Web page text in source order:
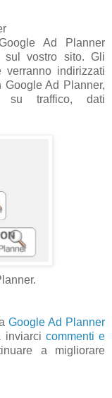
Ad Planner
sul vostro sito. Gli
indirizzati
Ad Planner,
su traffico, dati
Google Ad Planner
inviarci commenti e
a migliorare